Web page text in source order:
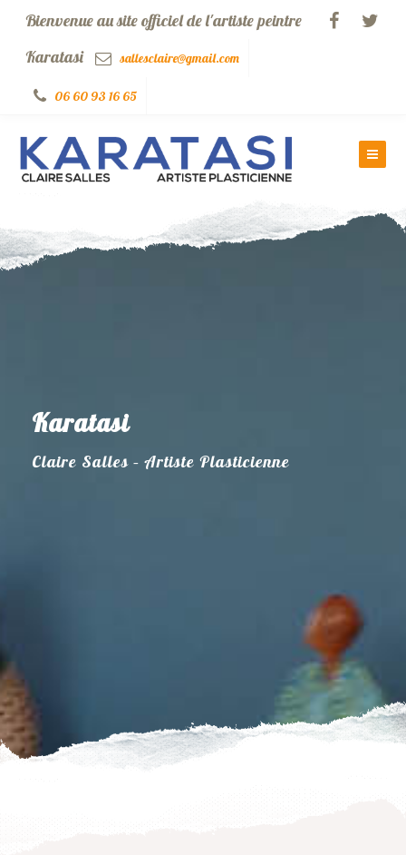
Bienvenue au site officiel de l'artiste peintre
Karatasi
sallesclaire@gmail.com
06 60 93 16 65
Karatasi
Claire Salles – Artiste Plasticienne